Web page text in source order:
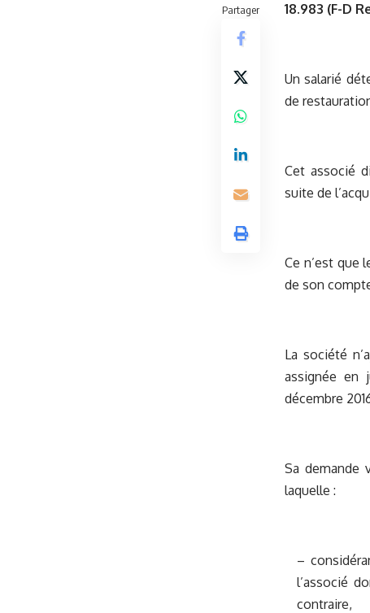
Partager
18.983 (F-D
Un salarié
de
Cet associé
suite de
Ce n’est que
de son
La société
assignée en
décembre
Sa demande
laquelle :
–
l’associé
contraire,